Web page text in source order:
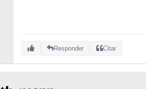
Responder Citar